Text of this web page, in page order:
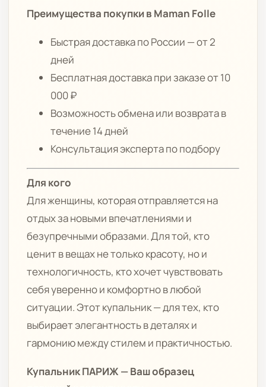
Преимущества покупки в Maman Folle
Быстрая доставка по России — от 2
дней
Бесплатная доставка при заказе от 10
000 ₽
Возможность обмена или возврата в
течение 14 дней
Консультация эксперта по подбору
Для кого
Для женщины, которая отправляется на
отдых за новыми впечатлениями и
безупречными образами. Для той, кто
ценит в вещах не только красоту, но и
технологичность, кто хочет чувствовать
себя уверенно и комфортно в любой
ситуации. Этот купальник — для тех, кто
выбирает элегантность в деталях и
гармонию между стилем и практичностью.
Купальник ПАРИЖ — Ваш образец